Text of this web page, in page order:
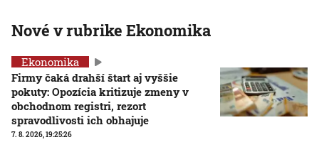
Nové v rubrike Ekonomika
Ekonomika
Firmy čaká drahší štart aj vyššie
pokuty: Opozícia kritizuje zmeny v
obchodnom registri, rezort
spravodlivosti ich obhajuje
7. 8. 2026, 19:25:26